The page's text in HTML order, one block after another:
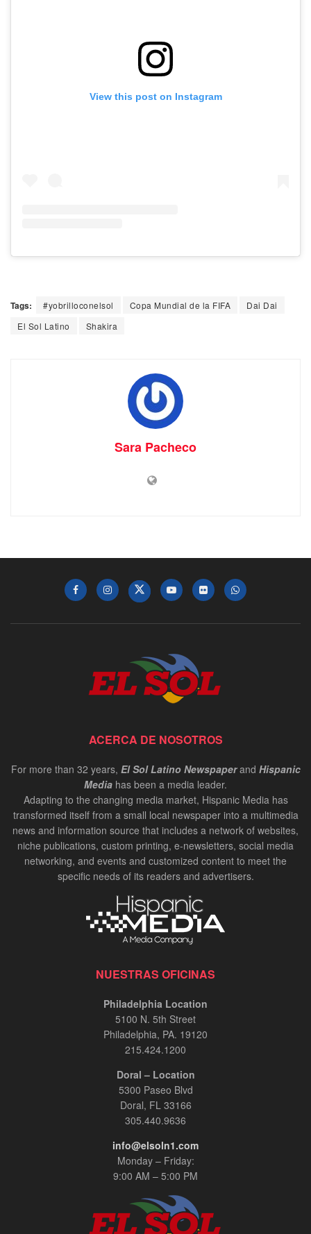
View this post on Instagram
Tags: #yobrilloconelsol Copa Mundial de la FIFA
Dai Dai
El Sol Latino
Shakira
Sara Pacheco
ACERCA DE NOSOTROS
For more than 32 years, El Sol Latino Newspaperand Hispanic
Media has been a media leader.
Adapting to the changing media market, Hispanic Media has
transformed itself from a small local newspaper into a multimedia
news and information source that includes a network of websites,
niche publications, custom printing, e-newsletters, social media
networking, and events and customized content to meet the
specific needs of its readers and advertisers.
NUESTRAS OFICINAS
Philadelphia Location
5100 N. 5th Street
Philadelphia, PA. 19120
215.424.1200
Doral – Location
5300 Paseo Blvd
Doral, FL 33166
305.440.9636
info@elsoln1.com
Monday – Friday:
9:00 AM – 5:00 PM